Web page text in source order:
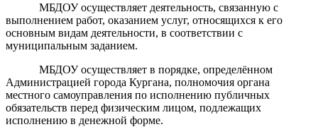
МБДОУ осуществляет деятельность, связанную с
выполнением работ, оказанием услуг, относящихся к его
основным видам деятельности, в соответствии с
муниципальным заданием.
МБДОУ осуществляет в порядке, определённом
Администрацией города Кургана, полномочия органа
местного самоуправления по исполнению публичных
обязательств перед физическим лицом, подлежащих
исполнению в денежной форме.